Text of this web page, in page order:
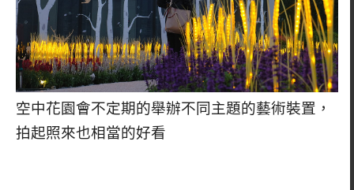
空中花園會不定期的舉辦不同主題的藝術裝置，
拍起照來也相當的好看